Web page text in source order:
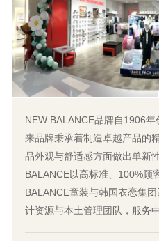
NEW BALANCE品牌自1906
来品牌秉承着制造卓越产品的
品外观与舒适感方面做出单新
BALANCE以高标准、100%顾
BALANCE童装与韩国衣恋集
计资源与本土管理团队，服务